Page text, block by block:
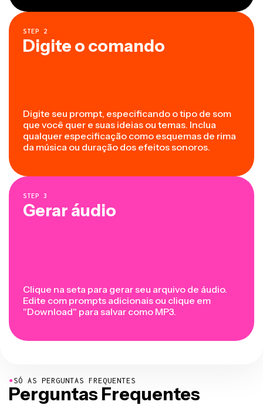
STEP 2
Digite o comando
Digite seu prompt, especificando o tipo de som
que você quer e suas ideias ou temas. Inclua
qualquer especificação como esquemas de rima
da música ou duração dos efeitos sonoros.
STEP 3
Gerar áudio
Clique na seta para gerar seu arquivo de áudio.
Edite com prompts adicionais ou clique em
"Download" para salvar como MP3.
●SÓ AS PERGUNTAS FREQUENTES
Perguntas Frequentes